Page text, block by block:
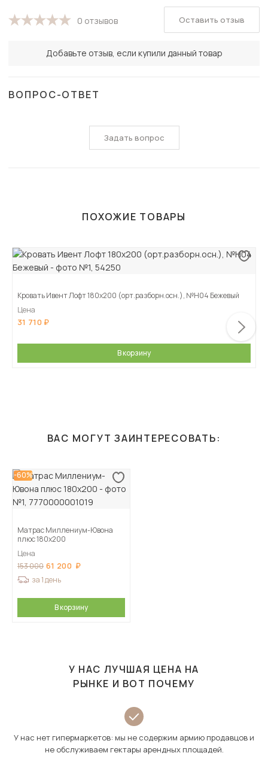
0 отзывов
Добавьте отзыв, если купили данный товар
Оставить отзыв
ВОПРОС-ОТВЕТ
Задать вопрос
ПОХОЖИЕ ТОВАРЫ
Кровать Ивент Лофт 180х200 (орт.разборн.осн.), №Н04 Бежевый
Цена
31 710
В корзину
ВАС МОГУТ ЗАИНТЕРЕСОВАТЬ:
-60%
Матрас Миллениум-Ювона
плюс 180х200
Цена
153 000 61 200
за 1 день
В корзину
У НАС ЛУЧШАЯ ЦЕНА НА
РЫНКЕ И ВОТ ПОЧЕМУ
У нас нет гипермаркетов: мы не содержим армию продавцов и
не обслуживаем гектары арендных площадей.